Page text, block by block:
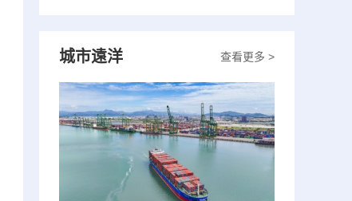
查看更多 >
城市遠洋